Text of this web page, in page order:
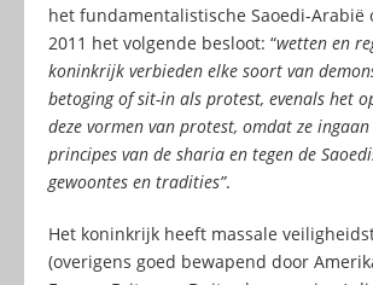
het fundamentalistische Saoedi-Arabië
2011 het volgende besloot: “wetten en
koninkrijk verbieden elke soort van
betoging of sit-in als protest, evenals het
deze vormen van protest, omdat ze
principes van de sharia en tegen de
gewoontes en tradities”.
Het koninkrijk heeft massale
(overigens goed bewapend door